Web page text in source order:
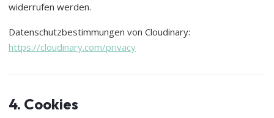
widerrufen werden.
Datenschutzbestimmungen von Cloudinary:
https://cloudinary.com/privacy
4. Cookies